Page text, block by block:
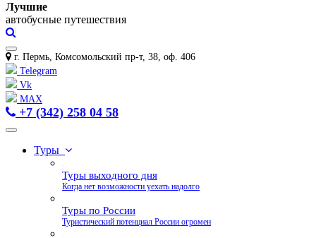
Лучшие
автобусные путешествия
г. Пермь, Комсомольский пр-т, 38, оф. 406
Telegram
Vk
MAX
+7 (342) 258 04 58
Туры
Туры выходного дня
Когда нет возможности уехать надолго
Туры по России
Туристический потенциал России огромен